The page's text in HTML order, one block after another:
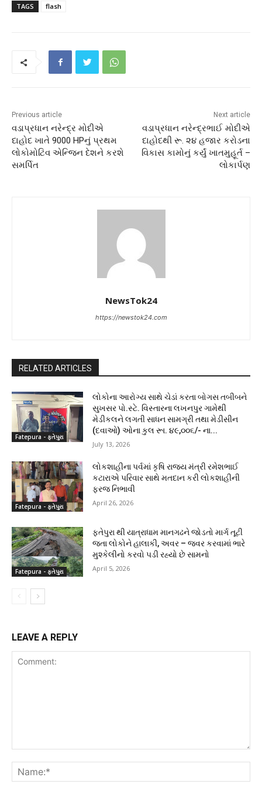
TAGS flash
Previous article
વડાપ્રધાન નરેન્દ્ર મોદીએ
દાહોદ ખાતે 9000 HPનું પ્રથમ
લોકોમોટિવ એન્જિન દેશને કરશે
સમર્પિત
Next article
વડાપ્રધાન નરેન્દ્રભાઈ મોદીએ
દાહોદથી રૂ. ૨૪ હજાર કરોડના
વિકાસ કામોનું કર્યું ખાતમુહૂર્ત –
લોકાર્પણ
NewsTok24
https://newstok24.com
RELATED ARTICLES
Fatepura - ફતેપુરા
લોકોના આરોગ્ય સાથે ચેડાં કરતા બોગસ તબીબને
સુખસર પો.સ્ટે. વિસ્તારના લખનપુર ગામેથી
મેડીકલને લગતી સાધન સામગ્રી તથા મેડીસીન
(દવાઓ) ઓના કુલ રૂા. ૪૯,૦૦૬/- ના...
July 13, 2026
Fatepura - ફતેપુરા
લોકશાહીના પર્વમાં કૃષિ રાજ્ય મંત્રી રમેશભાઈ
કટારાએ પરિવાર સાથે મતદાન કરી લોકશાહીની
ફરજ નિભાવી
April 26, 2026
Fatepura - ફતેપુરા
ફતેપુરા થી યાત્રાધામ માનગઢને જોડતો માર્ગ તૂટી
જતા લોકોને હાલાકી, અવર – જવર કરવામાં ભારે
મુશ્કેલીનો કરવો પડી રહ્યો છે સામનો
April 5, 2026
LEAVE A REPLY